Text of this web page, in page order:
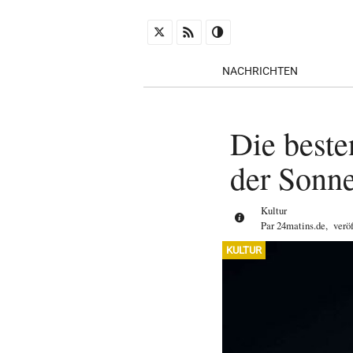
NACHRICHTEN
Die
der
Kultur
Par24matins.de,
KULTUR